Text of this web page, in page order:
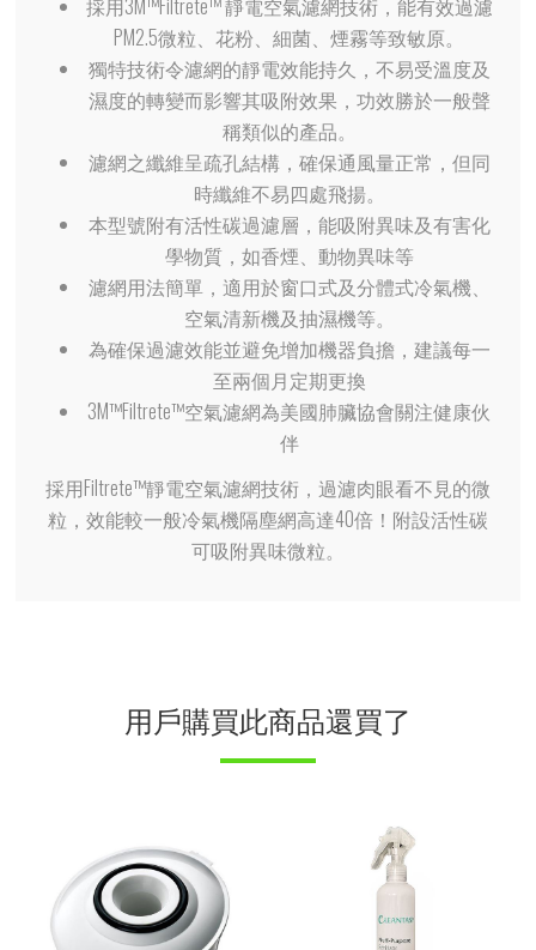
採用3M™Filtrete™ 靜電空氣濾網技術，能有效過濾
PM2.5微粒、花粉、細菌、煙霧等致敏原。
獨特技術令濾網的靜電效能持久，不易受溫度及
濕度的轉變而影響其吸附效果，功效勝於一般聲
稱類似的產品。
濾網之纖維呈疏孔結構，確保通風量正常，但同
時纖維不易四處飛揚。
本型號附有活性碳過濾層，能吸附異味及有害化
學物質，如香煙、動物異味等
濾網用法簡單，適用於窗口式及分體式冷氣機、
空氣清新機及抽濕機等。
為確保過濾效能並避免增加機器負擔，建議每一
至兩個月定期更換
3M™Filtrete™空氣濾網為美國肺臟協會關注健康伙
伴
採用Filtrete™靜電空氣濾網技術，過濾肉眼看不見的微
粒，效能較一般冷氣機隔塵網高達40倍！附設活性碳
可吸附異味微粒。
用戶購買此商品還買了